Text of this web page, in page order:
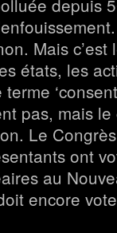
Mais c’est
états, les
pas, mais
Le
ont
au
encore